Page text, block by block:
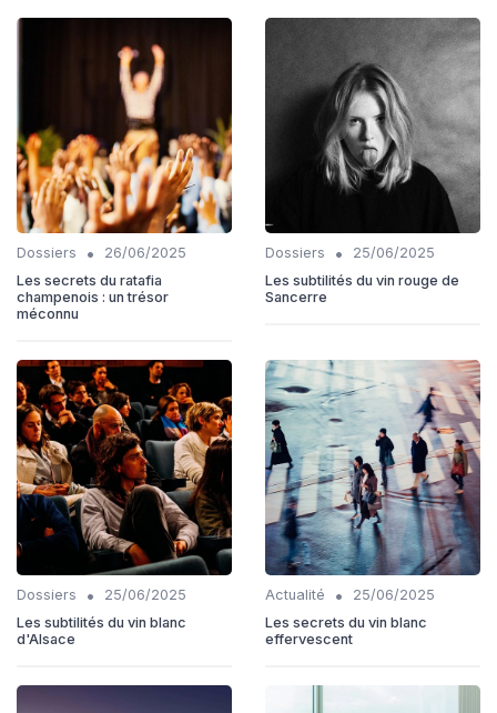
Dossiers •
26/06/2025
Les secrets du ratafia
champenois : un trésor
méconnu
Dossiers •
25/06/2025
Les subtilités du vin rouge de
Sancerre
Dossiers •
25/06/2025
Les subtilités du vin blanc
d'Alsace
Actualité •
25/06/2025
Les secrets du vin blanc
effervescent